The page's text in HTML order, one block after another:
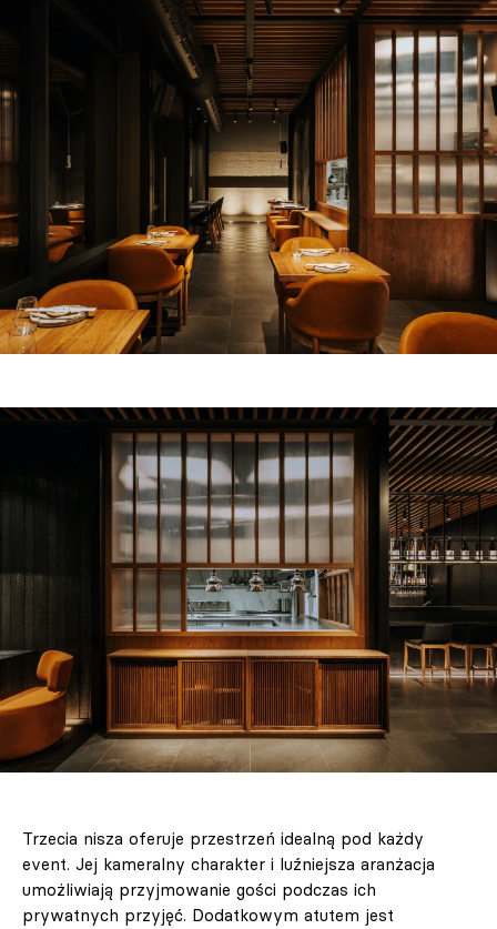
Trzecia nisza oferuje przestrzeń idealną pod każdy
event. Jej kameralny charakter i luźniejsza aranżacja
umożliwiają przyjmowanie gości podczas ich
prywatnych przyjęć. Dodatkowym atutem jest